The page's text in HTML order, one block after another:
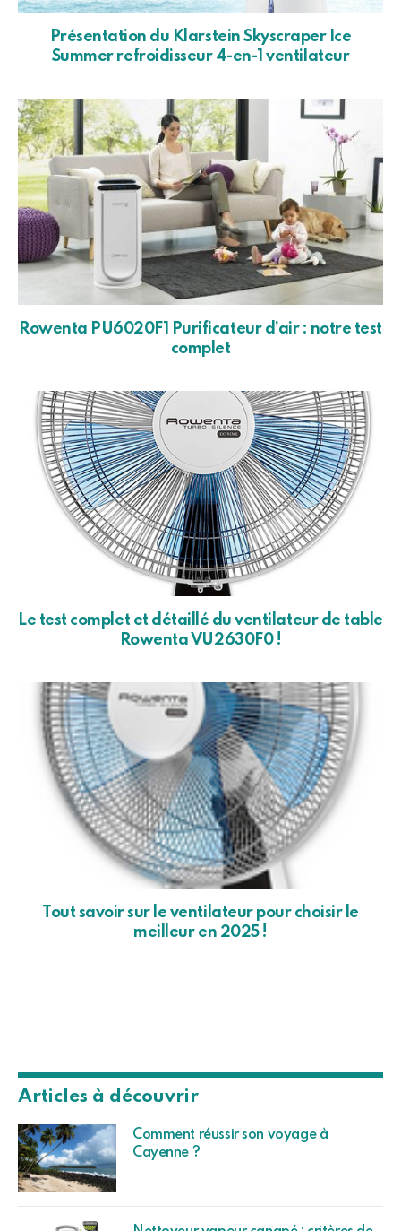
Présentation du Klarstein Skyscraper Ice
Summer refroidisseur 4-en-1 ventilateur
Rowenta PU6020F1 Purificateur d’air : notre test
complet
Le test complet et détaillé du ventilateur de table
Rowenta VU2630F0 !
Tout savoir sur le ventilateur pour choisir le
meilleur en 2025 !
Articles à découvrir
Comment réussir son voyage à
Cayenne ?